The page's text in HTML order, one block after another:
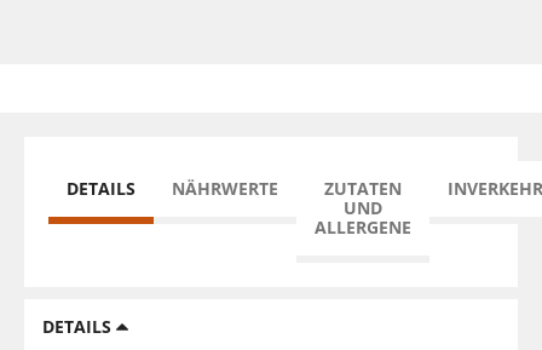
DETAILS NÄHRWERTE
ZUTATEN
UND
ALLERGENE
DETAILS